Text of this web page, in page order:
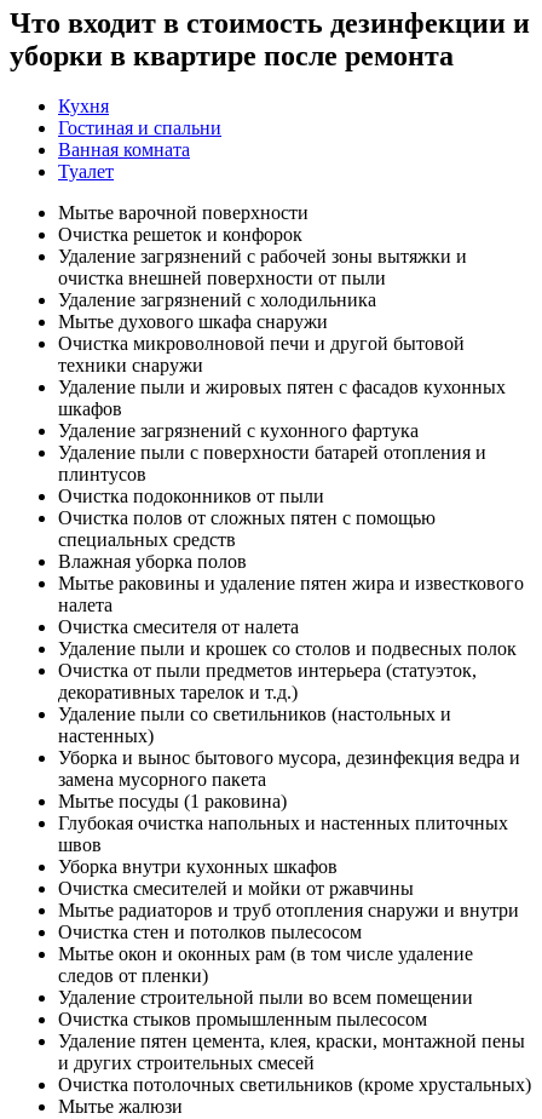
Что входит в стоимость дезинфекции и
уборки в квартире после ремонта
Кухня
Гостиная и спальни
Ванная комната
Туалет
Мытье варочной поверхности
Очистка решеток и конфорок
Удаление загрязнений с рабочей зоны вытяжки и
очистка внешней поверхности от пыли
Удаление загрязнений с холодильника
Мытье духового шкафа снаружи
Очистка микроволновой печи и другой бытовой
техники снаружи
Удаление пыли и жировых пятен с фасадов кухонных
шкафов
Удаление загрязнений с кухонного фартука
Удаление пыли с поверхности батарей отопления и
плинтусов
Очистка подоконников от пыли
Очистка полов от сложных пятен с помощью
специальных средств
Влажная уборка полов
Мытье раковины и удаление пятен жира и известкового
налета
Очистка смесителя от налета
Удаление пыли и крошек со столов и подвесных полок
Очистка от пыли предметов интерьера (статуэток,
декоративных тарелок и т.д.)
Удаление пыли со светильников (настольных и
настенных)
Уборка и вынос бытового мусора, дезинфекция ведра и
замена мусорного пакета
Мытье посуды (1 раковина)
Глубокая очистка напольных и настенных плиточных
швов
Уборка внутри кухонных шкафов
Очистка смесителей и мойки от ржавчины
Мытье радиаторов и труб отопления снаружи и внутри
Очистка стен и потолков пылесосом
Мытье окон и оконных рам (в том числе удаление
следов от пленки)
Удаление строительной пыли во всем помещении
Очистка стыков промышленным пылесосом
Удаление пятен цемента, клея, краски, монтажной пены
и других строительных смесей
Очистка потолочных светильников (кроме хрустальных)
Мытье жалюзи